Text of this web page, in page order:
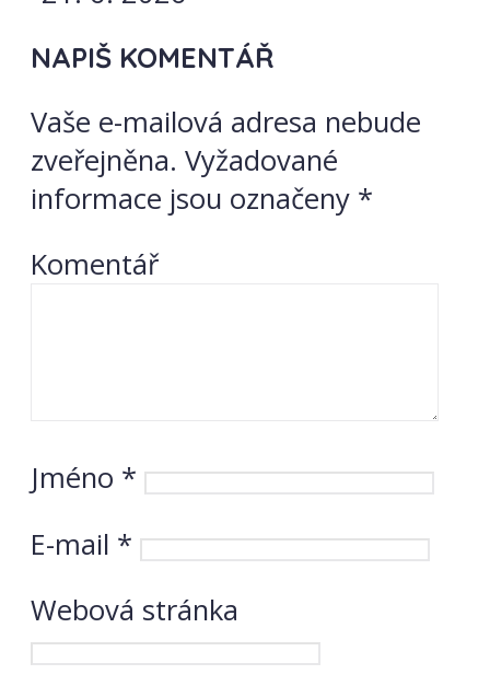
NAPIŠ KOMENTÁŘ
Vaše e-mailová adresa nebude
zveřejněna. Vyžadované
informace jsou označeny *
Komentář
Jméno *
E-mail *
Webová stránka